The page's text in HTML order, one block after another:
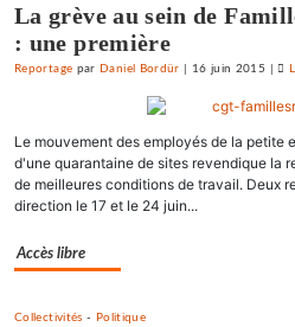
La grève au sein de
: une première
Reportage par Daniel Bordür 16 juin 2015
Le mouvement des employés de la petite
d'une quarantaine de sites revendique la
de meilleures conditions de travail. Deux
direction le 17 et le 24 juin...
Accès libre
Collectivités - Politique